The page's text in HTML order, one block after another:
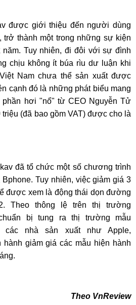
được giới thiệu đến người dùng
trở thành một trong những sự kiện
năm. Tuy nhiên, đi đôi với sự đình
chịu không ít búa rìu dư luận khi
Nam chưa thể sản xuất được
cạnh đó là những phát biểu mang
phần hơi "nổ" từ CEO Nguyễn Tử
(đã bao gồm VAT) được cho là
đã tổ chức một số chương trình
Tuy nhiên, việc giảm giá 3
được xem là động thái dọn đường
Theo thông lệ trên thị trường
bị tung ra thị trường mẫu
các nhà sản xuất như Apple,
hành giảm giá các mẫu hiện hành
Theo VnReview